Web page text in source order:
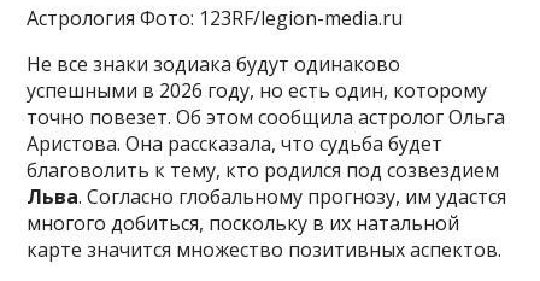
Астрология Фото: 123RF/legion-media.ru
Не все знаки зодиака будут одинаково
успешными в 2026 году, но есть один, которому
точно повезет. Об этом сообщила астролог Ольга
Аристова. Она рассказала, что судьба будет
благоволить к тему, кто родился под созвездием
Льва. Согласно глобальному прогнозу, им удастся
многого добиться, поскольку в их натальной
карте значится множество позитивных аспектов.